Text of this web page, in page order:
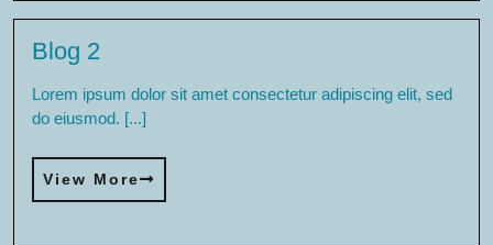
Blog 2
Lorem ipsum dolor sit amet consectetur adipiscing elit, sed
do eiusmod. [...]
View More